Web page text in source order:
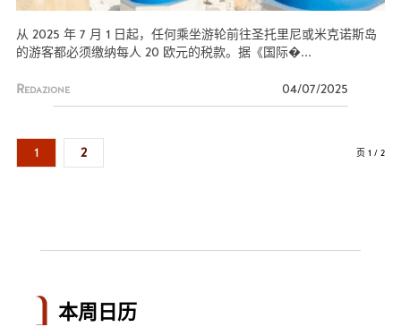
从 2025 年 7 月 1 日起，任何乘坐游轮前往圣托里尼或米克诺斯岛
的游客都必须缴纳每人 20 欧元的税款。据《国际�...
Redazione 04/07/2025
1 2 页 1 / 2
本周日历